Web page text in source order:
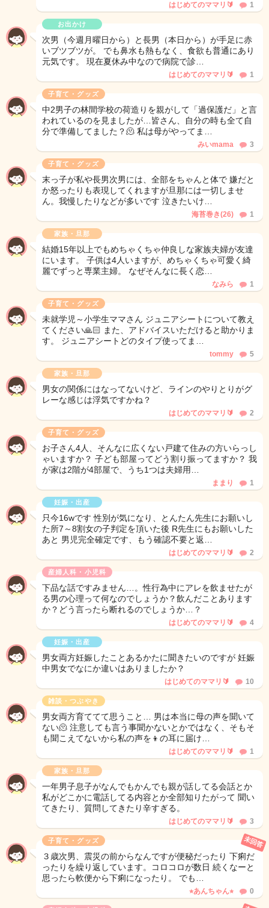
はじめてのママリ🔰 1
お出かけ
次男（今週月曜日から）と長男（本日から）が手足に赤
いブツブツが。 でも鼻水も熱もなく、食欲も普通にあり
元気です。 現在夏休み中なので病院で診…
はじめてのママリ🔰 1
子育て・グッズ
中2男子の林間学校の荷造りを親がして「過保護だ」と言
われているのを見ましたが…皆さん、自分の時も全て自
分で準備してました？🫠 私は母がやってま…
みいmama 3
子育て・グッズ
末っ子が私や長男次男には、全部をちゃんと体で 嫌だと
か怒ったりも表現してくれますが旦那には一切しませ
ん。我慢したりなどが多いです 泣きたいけ…
海苔巻き(26) 1
家族・旦那
結婚15年以上でもめちゃくちゃ仲良しな家族夫婦が友達
にいます。 子供は4人いますが、めちゃくちゃ可愛く綺
麗でずっと専業主婦。 なぜそんなに長く恋…
なみら 1
子育て・グッズ
未就学児～小学生ママさん ジュニアシートについて教え
てください🙏🏻 また、アドバイスいただけると助かりま
す。 ジュニアシートどのタイプ使ってま…
tommy 5
家族・旦那
男女の関係にはなってないけど、ラインのやりとりがグ
レーな感じは浮気ですかね？
はじめてのママリ🔰 2
子育て・グッズ
お子さん4人、そんなに広くない戸建て住みの方いらっし
ゃいますか？ 子ども部屋ってどう割り振ってますか？ 我
が家は2階が4部屋で、うち1つは夫婦用…
ままり 1
妊娠・出産
只今16wです 性別が気になり、とんたん先生にお願いし
た所7～8割女の子判定を頂いた後 R先生にもお願いした
あと 男児完全確定です、もう確認不要と返…
はじめてのママリ🔰 2
産婦人科・小児科
下品な話ですみません…。性行為中にアレを飲ませたが
る男の心理って何なのでしょうか？飲んだことあります
か？どう言ったら断れるのでしょうか…？
はじめてのママリ🔰 4
妊娠・出産
男女両方妊娠したことあるかたに聞きたいのですが 妊娠
中男女でなにか違いはありましたか？
はじめてのママリ🔰 10
雑談・つぶやき
男女両方育ててて思うこと… 男は本当に母の声を聞いて
ない🫠 注意しても言う事聞かないとかではなく、そもそ
も聞こえてないから私の声を👦の耳に届け…
はじめてのママリ🔰 1
家族・旦那
一年男子息子がなんでもかんでも親が話してる会話とか
私がどこかに電話してる内容とか全部知りたがって 聞い
てきたり、質問してきたり辛すぎる。
はじめてのママリ🔰 3
子育て・グッズ
３歳次男、震災の前からなんですが便秘だったり 下痢だ
ったりを繰り返しています。コロコロが数日 続くなーと
思ったら軟便から下痢になったり。 でも…
未回答
⭐︎あんちゃん⭐︎ 0